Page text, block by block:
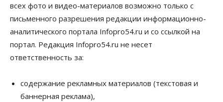
Общество
Деньгами будут распоряжаться дети: в десяти
школах Новосибирской области введут
инициативное бюджетирование
07 Августа 2026, 11:00
заключили под стражу
07 Августа 2026, 10:15
всех фото и видео-материалов возможно только с
письменного разрешения редакции информационно-
аналитического портала Infopro54.ru и со ссылкой на
портал. Редакция Infopro54.ru не несет
ответственность за:
содержание рекламных материалов (текстовая и
баннерная реклама),